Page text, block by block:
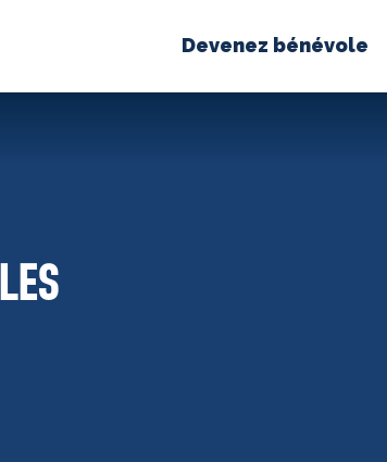
Devenez bénévole
BÉNÉVOLE